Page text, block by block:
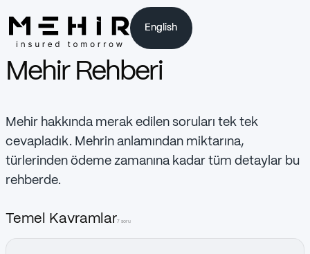
English
English
Mehir Rehberi
Mehir hakkında merak edilen soruları tek tek
cevapladık. Mehrin anlamından miktarına,
türlerinden ödeme zamanına kadar tüm detaylar bu
rehberde.
Temel Kavramlar7 soru